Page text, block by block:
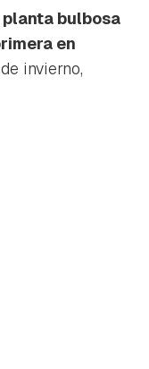
planta bulbosa
en
invierno,